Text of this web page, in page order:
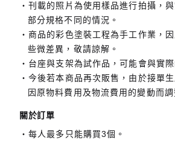
刊載的照片為使用樣品進行拍攝，
部分規格不同的情況。
商品的彩色塗裝工程為手工作業，
些微差異，敬請諒解。
台座與支架為試作品，可能會與實際
今後若本商品再次販售，由於接單
因原物料費用及物流費用的變動而調
關於訂單
每人最多只能購買3個。